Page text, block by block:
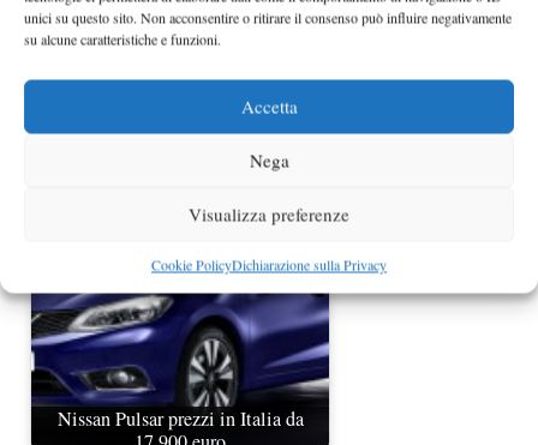
unici su questo sito. Non acconsentire o ritirare il consenso può influire negativamente
su alcune caratteristiche e funzioni.
Accetta
Nega
Visualizza preferenze
Cookie PolicyDichiarazione sulla Privacy
Nissan Leaf 2013 prezzo da 24.790
euro
Nissan Pulsar prezzi in Italia da